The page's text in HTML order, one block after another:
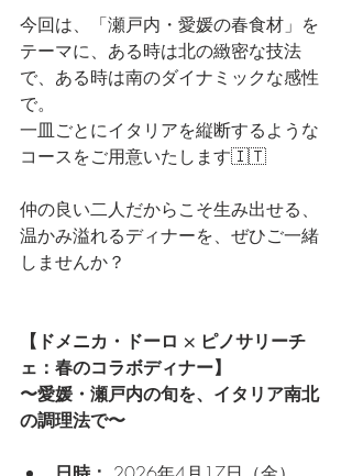
今回は、「瀬戸内・愛媛の春食材」を
テーマに、ある時は北の緻密な技法
で、ある時は南のダイナミックな感性
で。
一皿ごとにイタリアを縦断するような
コースをご用意いたします🇮🇹
仲の良い二人だからこそ生み出せる、
温かみ溢れるディナーを、ぜひご一緒
しませんか？
【ドメニカ・ドーロ × ピノサリーチ
ェ：春のコラボディナー】
〜愛媛・瀬戸内の旬を、イタリア南北
の調理法で〜